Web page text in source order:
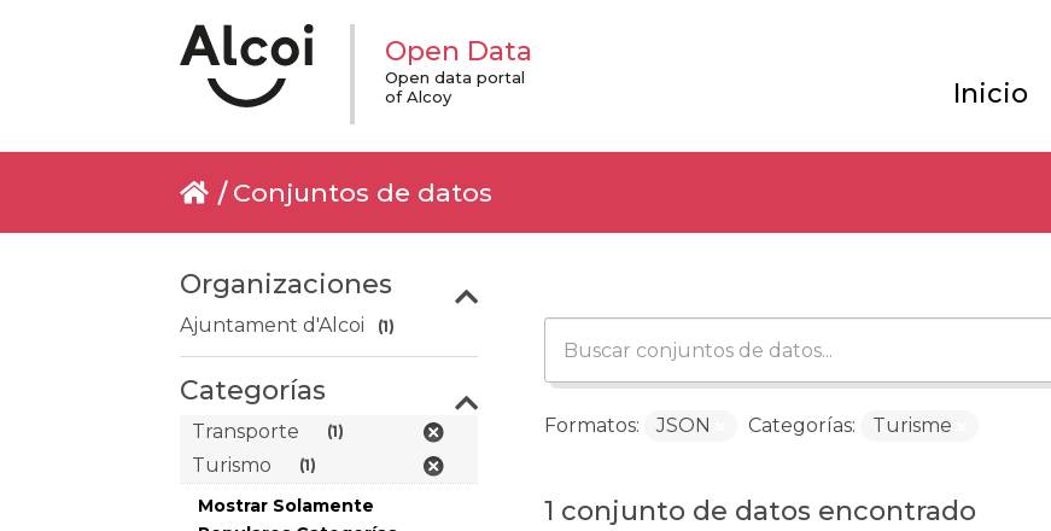
Open Data
Open data portal
of Alcoy
Inicio
Conjuntos de datos
Organizaciones
Ajuntament d'Alcoi (1)
Categorías
Transporte (1)
Turismo (1)
Mostrar Solamente
1 conjunto de datos encontrado
Formatos: JSON Categorías: Turisme